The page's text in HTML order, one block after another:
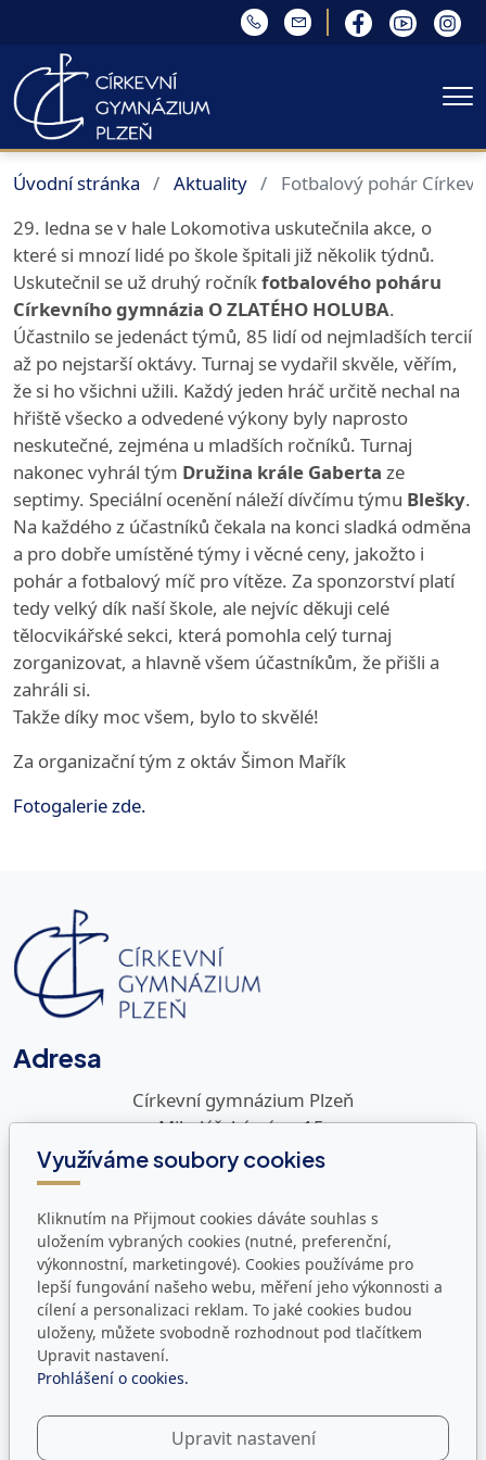
Úvodní stránka Aktuality
Fotbalový pohár
29. ledna se v hale Lokomotiva uskutečnila akce, o
které si mnozí lidé po škole špitali již několik týdnů.
Uskutečnil se už druhý ročníkfotbalového poháru
Církevního gymnázia O ZLATÉHO HOLUBA.
Účastnilo se jedenáct týmů, 85 lidí od nejmladších tercií
až po nejstarší oktávy. Turnaj se vydařil skvěle, věřím,
že si ho všichni užili. Každý jeden hráč určitě nechal na
hřiště všecko a odvedené výkony byly naprosto
neskutečné, zejména u mladších ročníků. Turnaj
nakonec vyhrál tým Družina krále Gaberta ze
septimy. Speciální ocenění náleží dívčímu týmu Blešky.
Na každého z účastníků čekala na konci sladká odměna
a pro dobře umístěné týmy i věcné ceny, jakožto i
pohár a fotbalový míč pro vítěze. Za sponzorství platí
tedy velký dík naší škole, ale nejvíc děkuji celé
tělocvikářské sekci, která pomohla celý turnaj
zorganizovat, a hlavně všem účastníkům, že přišli a
zahráli si.
Takže díky moc všem, bylo to skvělé!
Za organizační tým z oktáv Šimon Mařík
Fotogalerie zde.
Adresa
Církevní gymnázium Plzeň
Mikulášské nám. 15
326 00 Plzeň
Kontakty
Telefon:+420377 248 816
E-mail:info@cg-plzen.cz
Datová schránka:i38mcgd
Úřední hodiny
8:00 - 12:00, 12:30 - 14:30
Využíváme soubory cookies
Kliknutím na Přijmout cookies dáváte souhlas s
uložením vybraných cookies (nutné, preferenční,
výkonnostní, marketingové). Cookies používáme pro
lepší fungování našeho webu, měření jeho výkonnosti a
cílení a personalizaci reklam. To jaké cookies budou
uloženy, můžete svobodně rozhodnout pod tlačítkem
Upravit nastavení.
Prohlášení o cookies.
Upravit nastavení